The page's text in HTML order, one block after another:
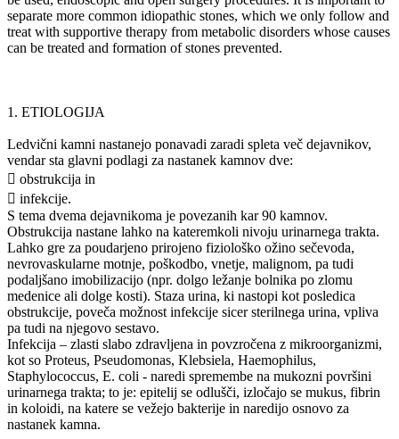
separate more common idiopathic stones, which we only follow and
treat with supportive therapy from metabolic disorders whose causes
can be treated and formation of stones prevented.
1. ETIOLOGIJA
Ledvični kamni nastanejo ponavadi zaradi spleta več dejavnikov,
vendar sta glavni podlagi za nastanek kamnov dve:
 obstrukcija in
 infekcije.
S tema dvema dejavnikoma je povezanih kar 90 kamnov.
Obstrukcija nastane lahko na kateremkoli nivoju urinarnega trakta.
Lahko gre za poudarjeno prirojeno fiziološko ožino sečevoda,
nevrovaskularne motnje, poškodbo, vnetje, malignom, pa tudi
podaljšano imobilizacijo (npr. dolgo ležanje bolnika po zlomu
medenice ali dolge kosti). Staza urina, ki nastopi kot posledica
obstrukcije, poveča možnost infekcije sicer sterilnega urina, vpliva
pa tudi na njegovo sestavo.
Infekcija – zlasti slabo zdravljena in povzročena z mikroorganizmi,
kot so Proteus, Pseudomonas, Klebsiela, Haemophilus,
Staphylococcus, E. coli - naredi spremembe na mukozni površini
urinarnega trakta; to je: epitelij se odlušči, izločajo se mukus, fibrin
in koloidi, na katere se vežejo bakterije in naredijo osnovo za
nastanek kamna.